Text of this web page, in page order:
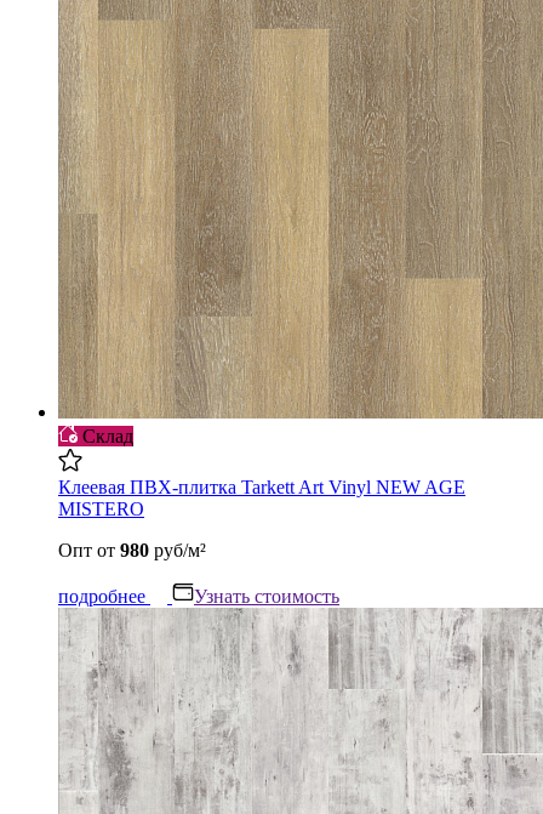
Склад
Клеевая ПВХ-плитка Tarkett Art Vinyl NEW AGE
MISTERO
Опт от 980 руб/м²
подробнее Узнать стоимость